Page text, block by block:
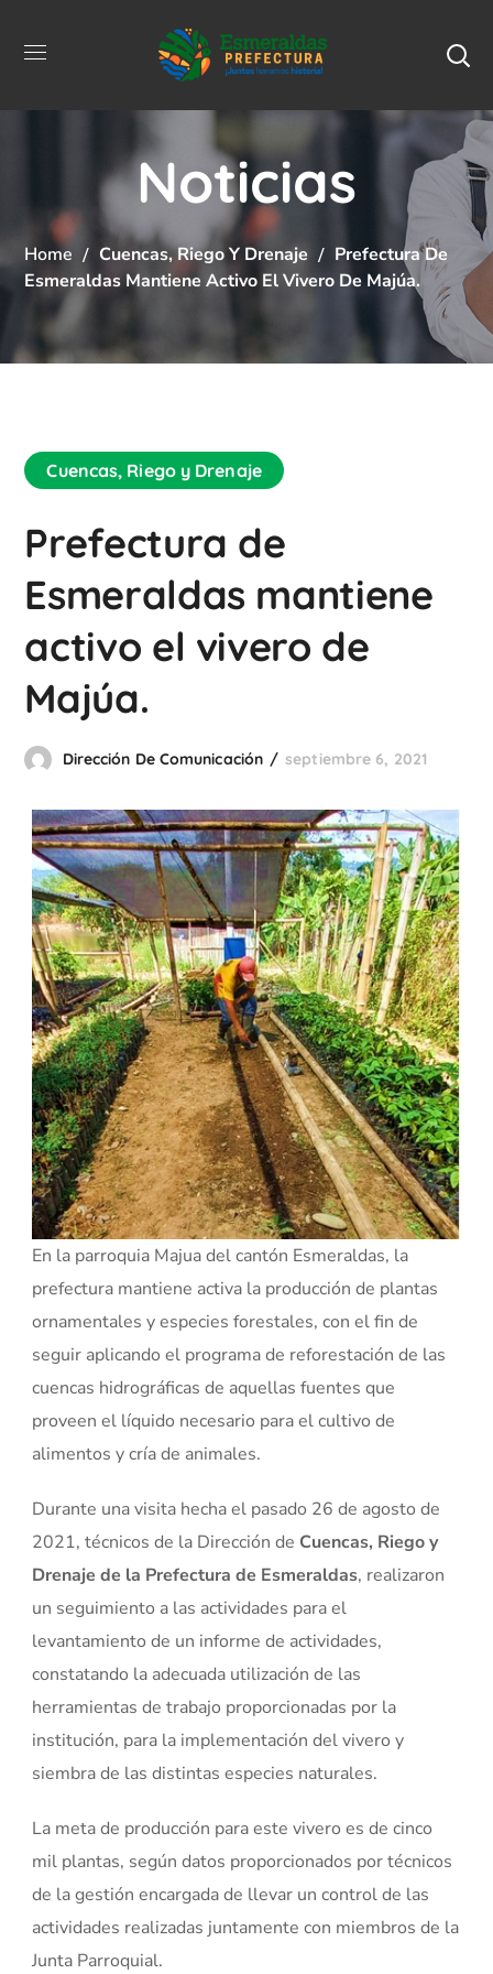
Noticias
Home Cuencas, Riego Y Drenaje
Prefectura De
Esmeraldas Mantiene Activo El Vivero De Majúa.
Cuencas, Riego y Drenaje
Prefectura de
Esmeraldas mantiene
activo el vivero de
Majúa.
Dirección De Comunicación septiembre 6, 2021
En la parroquia Majua del cantón Esmeraldas, la
prefectura mantiene activa la producción de plantas
ornamentales y especies forestales, con el fin de
seguir aplicando el programa de reforestación de las
cuencas hidrográficas de aquellas fuentes que
proveen el líquido necesario para el cultivo de
alimentos y cría de animales.
Durante una visita hecha el pasado 26 de agosto de
2021, técnicos de la Dirección de Cuencas, Riego y
Drenaje de la Prefectura de Esmeraldas, realizaron
un seguimiento a las actividades para el
levantamiento de un informe de actividades,
constatando la adecuada utilización de las
herramientas de trabajo proporcionadas por la
institución, para la implementación del vivero y
siembra de las distintas especies naturales.
La meta de producción para este vivero es de cinco
mil plantas, según datos proporcionados por técnicos
de la gestión encargada de llevar un control de las
actividades realizadas juntamente con miembros de la
Junta Parroquial.